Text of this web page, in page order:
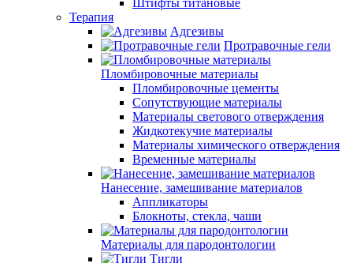
Штифты титановые
Терапия
Адгезивы
Протравочные гели
Пломбировочные материалы
Пломбировочные цементы
Сопутствующие материалы
Материалы светового отверждения
Жидкотекучие материалы
Материалы химического отверждения
Временные материалы
Нанесение, замешивание материалов
Аппликаторы
Блокноты, стекла, чаши
Материалы для пародонтологии
Тигли